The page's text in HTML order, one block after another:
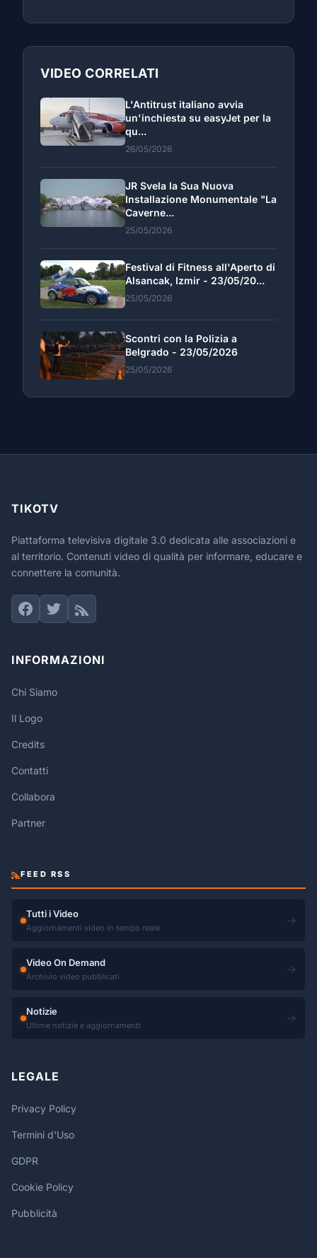
VIDEO CORRELATI
L'Antitrust italiano avvia
un'inchiesta su easyJet per la
qu...
26/05/2026
JR Svela la Sua Nuova
Installazione Monumentale "La
Caverne...
25/05/2026
Festival di Fitness all'Aperto di
Alsancak, Izmir - 23/05/20...
25/05/2026
Scontri con la Polizia a
Belgrado - 23/05/2026
25/05/2026
TIKOTV
Piattaforma televisiva digitale 3.0 dedicata alle associazioni e
al territorio. Contenuti video di qualità per informare, educare e
connettere la comunità.
INFORMAZIONI
Chi Siamo
Il Logo
Credits
Contatti
Collabora
Partner
FEED RSS
Tutti i Video
Aggiornamenti video in tempo reale
→
Video On Demand
Archivio video pubblicati
→
Notizie
Ultime notizie e aggiornamenti
→
LEGALE
Privacy Policy
Termini d'Uso
GDPR
Cookie Policy
Pubblicità